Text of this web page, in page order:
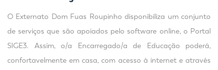
O Externato Dom Fuas Roupinho disponibiliza um conjunto
de serviços que são apoiados pelo software online, o Portal
SIGE3. Assim, o/a Encarregado/a de Educação poderá,
confortavelmente em casa, com acesso à internet e através